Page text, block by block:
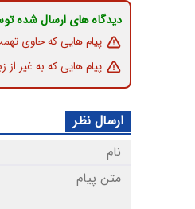
دیدگاه های ارسال شده
پیام هایی که حاوی
پیام هایی که به غیر
ارسال نظر